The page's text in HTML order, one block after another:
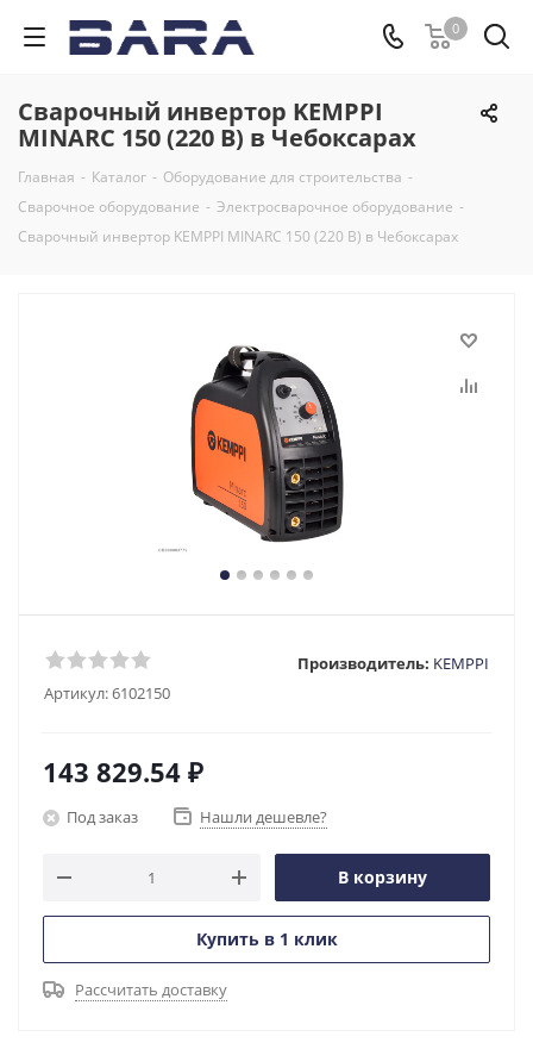
0
Сварочный инвертор KEMPPI
MINARC 150 (220 В) в Чебоксарах
Главная - Каталог - Оборудование для строительства -
Сварочное оборудование - Электросварочное оборудование -
Сварочный инвертор KEMPPI MINARC 150 (220 В) в Чебоксарах
Артикул:6102150
Производитель: KEMPPI
143 829.54 ₽
Под заказ Нашли дешевле?
В корзину
Купить в 1 клик
Рассчитать доставку